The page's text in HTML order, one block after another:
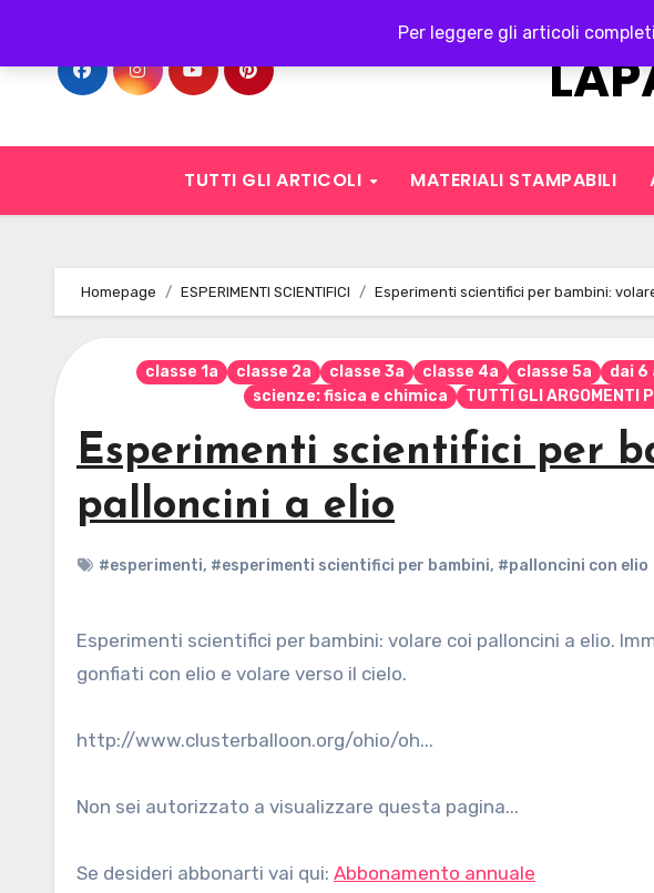
Per leggere gli articoli
content
TUTTI GLI ARTICOLI MATERIALI STAMPABILI
Homepage ESPERIMENTI SCIENTIFICI Esperimenti scientifici per bambini:
classe 1a classe 2a classe 3a classe 4a classe 5a dai 6
scienze: fisica e chimica
TUTTI GLI ARGOMENTI
Esperimenti scientifici per
palloncini a elio
#esperimenti, #esperimenti scientifici per bambini, #palloncini con elio
Esperimenti scientifici per bambini: volare coi palloncini a elio. Immaginate di afferrare un grappolo di palloncini
gonfiati con elio e volare verso il cielo.
http://www.clusterballoon.org/ohio/oh...
Non sei autorizzato a visualizzare questa pagina...
Se desideri abbonarti vai qui: Abbonamento annuale